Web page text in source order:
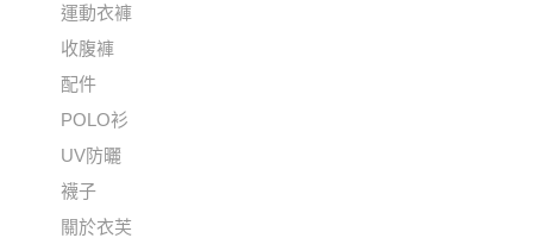
運動衣褲
收腹褲
配件
POLO衫
UV防曬
襪子
關於衣芙